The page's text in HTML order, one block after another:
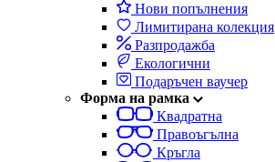
Нови попълнения
Лимитирана колекция
Разпродажба
Екологични
Подаръчен ваучер
Форма на рамка
Квадратна
Правоъгълна
Кръгла